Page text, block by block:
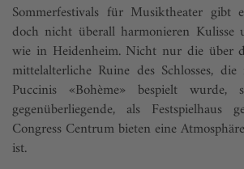
Sommerfestivals für Musiktheater gibt
doch nicht überall harmonieren
wie in Heidenheim. Nicht nur die über
mittelalterliche Ruine des Schlosses,
Puccinis «Bohème» bespielt wurde,
gegenüberliegende, als Festspielhaus
Congress Centrum bieten eine
ist.